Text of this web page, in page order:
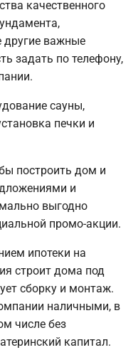
качественного
другие важные
задать по телефону,
сауны,
печки и
построить дом и
и
выгодно
промо-акции.
ипотеки на
строит дома под
сборку и монтаж.
наличными, в
числе без
капитал.